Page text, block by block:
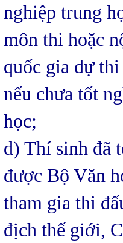
nghiệp trung
môn thi hoặc
quốc gia dự
nếu chưa tốt
học;
d) Thí sinh đã
được Bộ Văn
tham gia thi
địch thế giới,